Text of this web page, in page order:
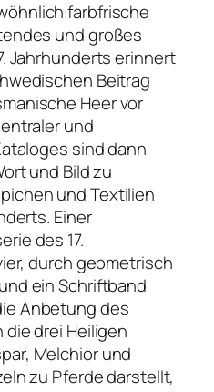
farbfrische
und großes
Jahrhunderts erinnert
Beitrag
Heer vor
und
sind dann
und Bild zu
und Textilien
Einer
des 17.
durch geometrisch
ein Schriftband
Anbetung des
drei Heiligen
Melchior und
zu Pferde darstellt,